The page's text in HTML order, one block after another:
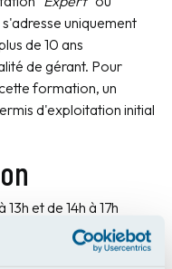
uniquement
de 10 ans
de gérant. Pour
formation, un
d'exploitation initial
et de 14h à 17h